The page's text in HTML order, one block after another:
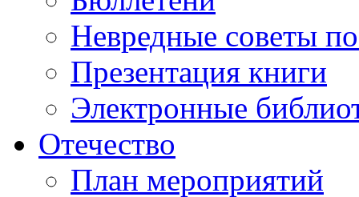
Невредные советы
Презентация книги
Электронные
Отечество
План мероприятий